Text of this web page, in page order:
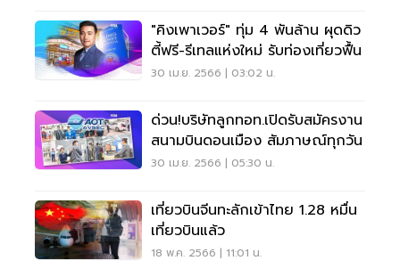
"คิงเพาเวอร์" ทุ่ม 4 พันล้าน ผุดดิว
ตี้ฟรี-รีเทลแห่งใหม่ รับท่องเที่ยวฟื้น
30 เม.ย. 2566 | 03:02 น.
ด่วน!บริษัทลูกทอท.เปิดรับสมัครงาน
สนามบินดอนเมือง สัมภาษณ์ทุกวัน
30 เม.ย. 2566 | 05:30 น.
เที่ยวบินจีนทะลักเข้าไทย 1.28 หมื่น
เที่ยวบินแล้ว
18 พ.ค. 2566 | 11:01 น.